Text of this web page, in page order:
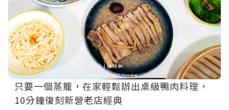
只要一個蒸籠，在家輕鬆辦出桌級鴨肉料理，
10分鐘復刻新營老店經典